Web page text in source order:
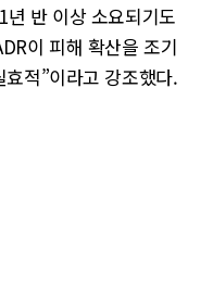
년 반 이상 소요되기도
이 피해 확산을 조기
적”이라고 강조했다.